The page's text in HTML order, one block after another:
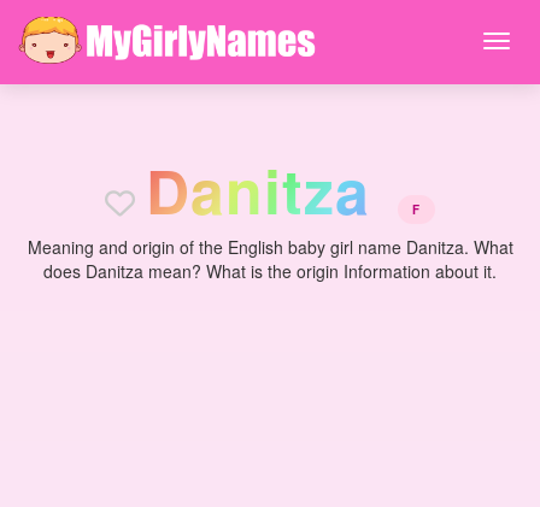
Danitza F
Meaning and origin of the English baby girl name Danitza. What
does Danitza mean? What is the origin Information about it.